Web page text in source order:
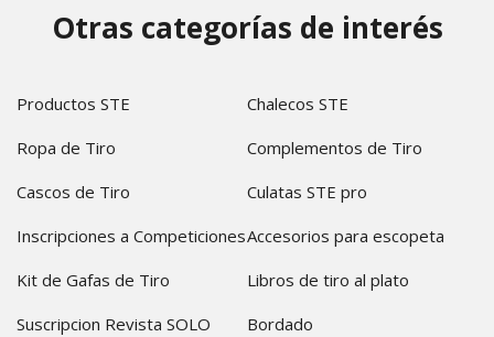
Otras categorías de interés
Productos STE
Chalecos STE
Ropa de Tiro
Complementos de Tiro
Cascos de Tiro
Culatas STE pro
Inscripciones a CompeticionesAccesorios para escopeta
Kit de Gafas de Tiro
Libros de tiro al plato
Suscripcion Revista SOLO
Bordado